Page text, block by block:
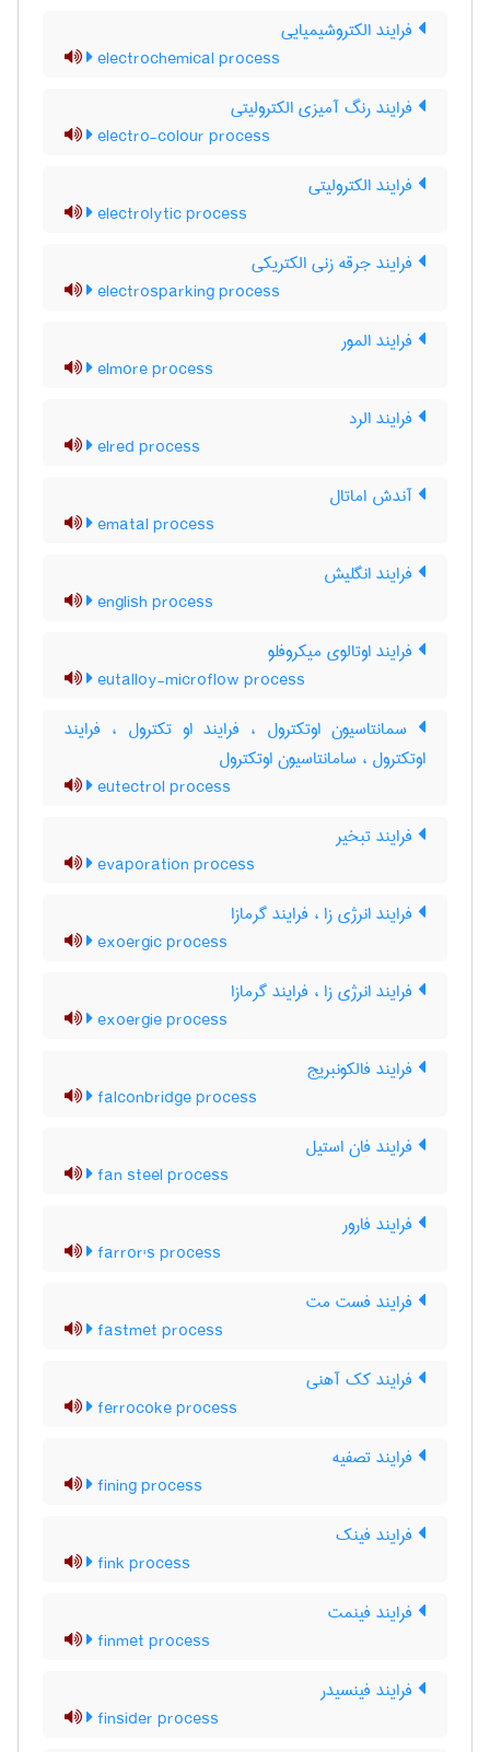
فرایند الکتروشیمیایی
electrochemical process
فرایند رنگ آمیزی الکترولیتی
electro-colour process
فرایند الکترولیتی
electrolytic process
فرایند جرقه زنی الکتریکی
electrosparking process
فرایند المور
elmore process
فرایند الرد
elred process
آندش اماتال
ematal process
فرایند انگلیش
english process
فرایند اوتالوی میکروفلو
eutalloy-microflow process
سمانتاسیون اوتکترول ، فرایند او تکترول ، فرایند
اوتکترول ، سامانتاسیون اوتکترول
eutectrol process
فرایند تبخیر
evaporation process
فرایند انرژی زا ، فرایند گرمازا
exoergic process
فرایند انرژی زا ، فرایند گرمازا
exoergie process
فرایند فالکونبریج
falconbridge process
فرایند فان استیل
fan steel process
فرایند فارور
farror's process
فرایند فست مت
fastmet process
فرایند کک آهنی
ferrocoke process
فرایند تصفیه
fining process
فرایند فینک
fink process
فرایند فینمت
finmet process
فرایند فینسیدر
finsider process